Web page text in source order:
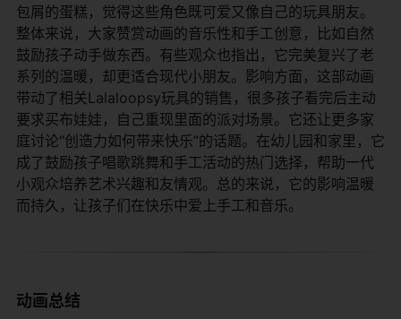
包屑的蛋糕，觉得这些角色既可爱又像自己的玩具朋友。
整体来说，大家赞赏动画的音乐性和手工创意，比如自然
鼓励孩子动手做东西。有些观众也指出，它完美复兴了老
系列的温暖，却更适合现代小朋友。影响方面，这部动画
带动了相关Lalaloopsy玩具的销售，很多孩子看完后主动
要求买布娃娃，自己重现里面的派对场景。它还让更多家
庭讨论“创造力如何带来快乐”的话题。在幼儿园和家里，它
成了鼓励孩子唱歌跳舞和手工活动的热门选择，帮助一代
小观众培养艺术兴趣和友情观。总的来说，它的影响温暖
而持久，让孩子们在快乐中爱上手工和音乐。
动画总结